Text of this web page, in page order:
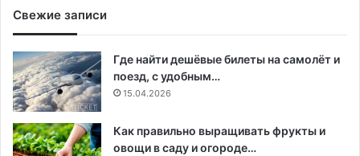
Свежие записи
Где найти дешёвые билеты на самолёт и
поезд, с удобным…
15.04.2026
Как правильно выращивать фрукты и
овощи в саду и огороде…